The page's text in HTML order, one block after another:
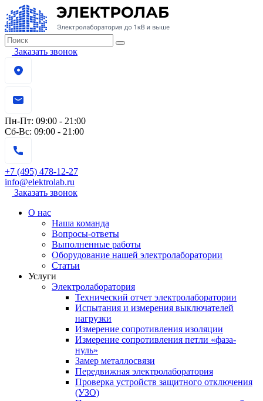
Заказать звонок
Пн-Пт: 09:00 - 21:00
Сб-Вс: 09:00 - 21:00
+7 (495) 478-12-27
info@elektrolab.ru
Заказать звонок
О нас
Наша команда
Вопросы-ответы
Выполненные работы
Оборудование нашей электролаборатории
Статьи
Услуги
Электролаборатория
Технический отчет электролаборатории
Испытания и измерения выключателей
нагрузки
Измерение сопротивления изоляции
Измерение сопротивления петли «фаза-
нуль»
Замер металлосвязи
Передвижная электролаборатория
Проверка устройств защитного отключения
(УЗО)